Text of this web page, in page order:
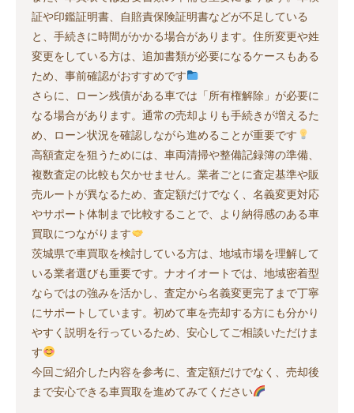
証や印鑑証明書、自賠責保険証明書などが不足している
と、手続きに時間がかかる場合があります。住所変更や姓
変更をしている方は、追加書類が必要になるケースもある
ため、事前確認がおすすめです
さらに、ローン残債がある車では「所有権解除」が必要に
なる場合があります。通常の売却よりも手続きが増えるた
め、ローン状況を確認しながら進めることが重要です
高額査定を狙うためには、車両清掃や整備記録簿の準備、
複数査定の比較も欠かせません。業者ごとに査定基準や販
売ルートが異なるため、査定額だけでなく、名義変更対応
やサポート体制まで比較することで、より納得感のある車
買取につながります
茨城県で車買取を検討している方は、地域市場を理解して
いる業者選びも重要です。ナオイオートでは、地域密着型
ならではの強みを活かし、査定から名義変更完了まで丁寧
にサポートしています。初めて車を売却する方にも分かり
やすく説明を行っているため、安心してご相談いただけま
す
今回ご紹介した内容を参考に、査定額だけでなく、売却後
まで安心できる車買取を進めてみてください